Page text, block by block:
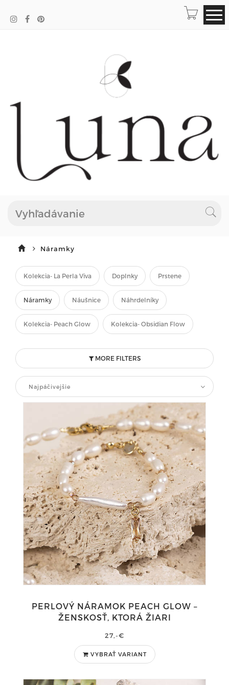
Náramky
Kolekcia- La Perla Viva Doplnky Prstene
Náramky Náušnice Náhrdelníky
Kolekcia- Peach Glow Kolekcia- Obsidian Flow
MORE FILTERS
Najpáčivejšie
PERLOVÝ NÁRAMOK PEACH GLOW –
ŽENSKOSŤ, KTORÁ ŽIARI
27,-€
VYBRAŤ VARIANT